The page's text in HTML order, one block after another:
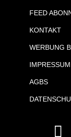
FEED
KONTAKT
WERBUNG
IMPRESSUM
AGBS